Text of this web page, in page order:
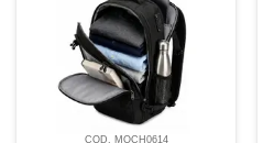
COD. MOCH0614